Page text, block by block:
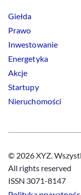
Giełda
Prawo
Inwestowanie
Energetyka
Akcje
Startupy
Nieruchomości
© 2026 XYZ.
All rights reserved
ISSN 3071-8147